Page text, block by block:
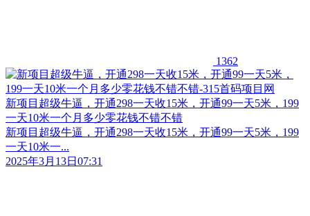
1362
新项目超级牛逼，开通298一天收15米，开通99一天5米，199
一天10米一个月多少零花钱不错不错
新项目超级牛逼，开通298一天收15米，开通99一天5米，199
一天10米一...
2025年3月13日07:31